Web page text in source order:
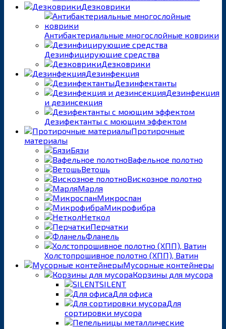
Дезковрики
Антибактериальные многослойные коврики
Дезинфицирующие средства
Дезковрики
Дезинфекция
Дезинфектанты
Дезинфекция
и дезинсекция
Дезифектанты с моющим эффектом
Протирочные
материалы
Бязи
Вафельное полотно
Ветошь
Вискозное полотно
Марля
Микроспан
Микрофибра
Неткол
Перчатки
Фланель
Холстопрошивное полотно (ХПП), Ватин
Мусорные контейнеры
Корзины для мусора
SILENT
Для офиса
Для
сортировки мусора